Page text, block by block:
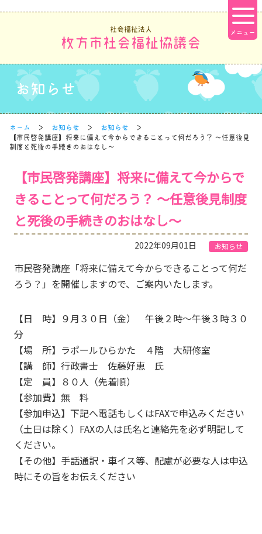
社会福祉法人
枚方市社会福祉協議会
お知らせ
ホーム お知らせ
お知らせ
【市民啓発講座】将来に備えて今からできることって何だろう？ ～任意後見
制度と死後の手続きのおはなし～
【市民啓発講座】将来に備えて今からで
きることって何だろう？ ～任意後見制度
と死後の手続きのおはなし～
2022年09月01日 お知らせ
市民啓発講座「将来に備えて今からできることって何だ
ろう？」を開催しますので、ご案内いたします。
【日 時】９月３０日（金） 午後２時～午後３時３０
分
【場 所】ラポールひらかた ４階 大研修室
【講 師】行政書士 佐藤好恵 氏
【定 員】８０人（先着順）
【参加費】無 料
【参加申込】下記へ電話もしくはFAXで申込みください
（土日は除く）FAXの人は氏名と連絡先を必ず明記して
ください。
【その他】手話通訳・車イス等、配慮が必要な人は申込
時にその旨をお伝えください